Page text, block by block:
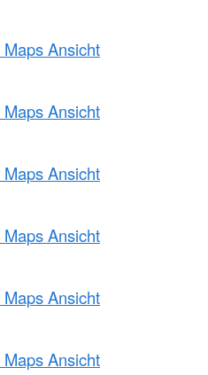
Ansicht
Ansicht
Ansicht
Ansicht
Ansicht
Ansicht